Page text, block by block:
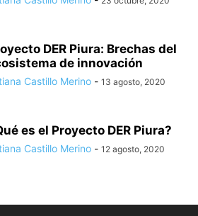
DER Piura: Brechas del
de innovación
Castillo Merino - 13 agosto, 2020
es el Proyecto DER Piura?
Castillo Merino - 12 agosto, 2020